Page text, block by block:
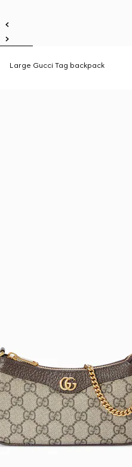
Large Gucci Tag backpack